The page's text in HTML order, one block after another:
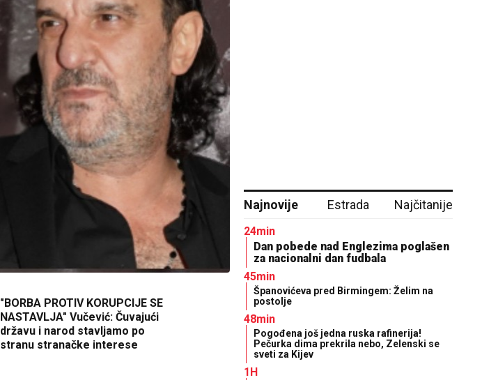
"BORBA PROTIV KORUPCIJE SE
NASTAVLJA" Vučević: Čuvajući
državu i narod stavljamo po
stranu stranačke interese
Najnovije Estrada Najčitanije
24min
Dan pobede nad Englezima poglašen
za nacionalni dan fudbala
45min
Španovićeva pred Birmingem: Želim na
postolje
48min
Pogođena još jedna ruska rafinerija!
Pečurka dima prekrila nebo, Zelenski se
sveti za Kijev
1H